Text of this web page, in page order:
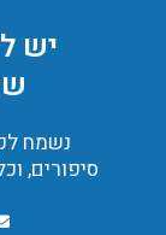
יש
נשמח
סיפורים,